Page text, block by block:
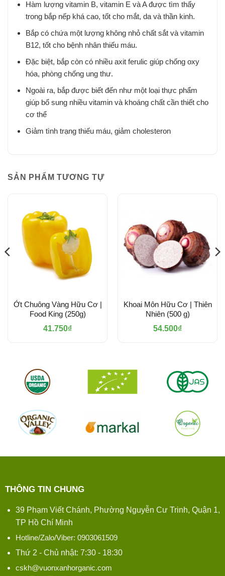
Hàm lượng vitamin B, vitamin E và A được tìm thấy
trong bắp nếp khá cao, tốt cho mắt, da và thần kinh.
Bắp có chứa một lượng không nhỏ chất sắt và vitamin
B12, tốt cho bệnh nhân thiếu máu.
Đặc biệt, bắp còn có nhiều axit ferulic giúp chống oxy
hóa, phòng chống ung thư.
Ngoài ra, bắp được biết đến như một loại thực phẩm
giúp bổ sung nhiều vitamin và khoáng chất cần thiết cho
cơ thể
Giảm tình trạng thiếu máu, giảm cholesteron
SẢN PHẨM TƯƠNG TỰ
Ớt Chuông Vàng Hữu Cơ |
Food King (250g)
41.750₫
Khoai Môn Hữu Cơ | Thiên
Nhiên (500 g)
54.500₫
THÔNG TIN CHUNG
39 Phạm Viết Chánh, Phường Nguyễn Cư Trinh, Quận 1,
TP Hồ Chí Minh
Hotline/Zalo/Viber: 0903061509
Thứ 2 - Chủ nhật: 7:30 - 18:30
cskh@vuonxanhorganic.com